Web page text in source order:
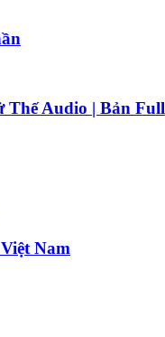
Thế Audio | Bản Full
Nam